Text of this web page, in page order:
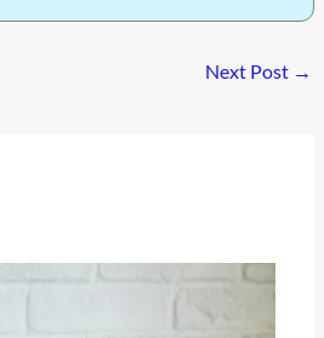
Next Post →